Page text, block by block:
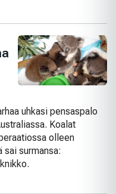
uhkasi pensaspalo
Koalat
olleen
sai surmansa: